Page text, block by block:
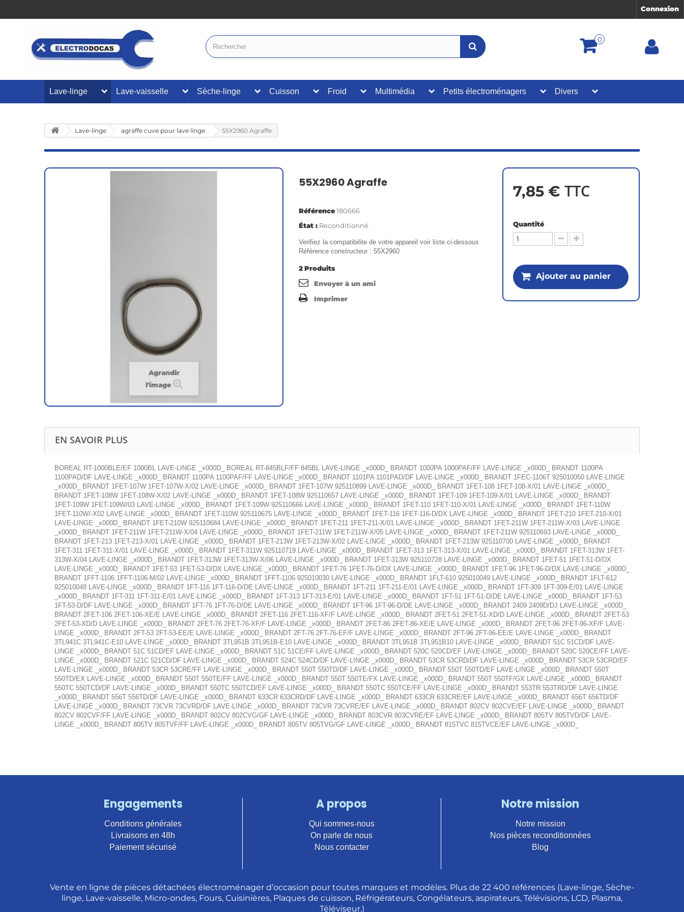
Connexion
0
Lave-linge Lave-vaisselle Sèche-linge Cuisson Froid Multimédia Petits électroménagers Divers
Lave-linge agraffe cuve pour lave linge 55X2960 Agraffe
Agrandir
l'image
55X2960 Agraffe
Référence180666
État : Reconditionné
Verifiez la compatibilite de votre appareil voir liste ci-dessous
Référence constructeur : 55X2960
2Produits
Envoyer à un ami
Imprimer
7,85 € TTC
Quantité
Ajouter au panier
EN SAVOIR PLUS
BOREAL RT-1000BLE/EF 1000BL LAVE-LINGE _x000D_ BOREAL RT-845BLF/FF 845BL LAVE-LINGE _x000D_ BRANDT 1000PA 1000PAF/FF LAVE-LINGE _x000D_ BRANDT 1100PA
1100PAD/DF LAVE-LINGE _x000D_ BRANDT 1100PA 1100PAF/FF LAVE-LINGE _x000D_ BRANDT 1101PA 1101PAD/DF LAVE-LINGE _x000D_ BRANDT 1FEC-1106T 925010050 LAVE-LINGE
_x000D_ BRANDT 1FET-107W 1FET-107W-X/02 LAVE-LINGE _x000D_ BRANDT 1FET-107W 925110899 LAVE-LINGE _x000D_ BRANDT 1FET-108 1FET-108-X/01 LAVE-LINGE _x000D_
BRANDT 1FET-108W 1FET-108W-X/02 LAVE-LINGE _x000D_ BRANDT 1FET-108W 925110657 LAVE-LINGE _x000D_ BRANDT 1FET-109 1FET-109-X/01 LAVE-LINGE _x000D_ BRANDT
1FET-109W 1FET-109W/03 LAVE-LINGE _x000D_ BRANDT 1FET-109W 925110666 LAVE-LINGE _x000D_ BRANDT 1FET-110 1FET-110-X/01 LAVE-LINGE _x000D_ BRANDT 1FET-110W
1FET-110W/-X02 LAVE-LINGE _x000D_ BRANDT 1FET-110W 925110675 LAVE-LINGE _x000D_ BRANDT 1FET-116 1FET-116-D/DX LAVE-LINGE _x000D_ BRANDT 1FET-210 1FET-210-X/01
LAVE-LINGE _x000D_ BRANDT 1FET-210W 925110684 LAVE-LINGE _x000D_ BRANDT 1FET-211 1FET-211-X/01 LAVE-LINGE _x000D_ BRANDT 1FET-211W 1FET-211W-X/03 LAVE-LINGE
_x000D_ BRANDT 1FET-211W 1FET-211W-X/04 LAVE-LINGE _x000D_ BRANDT 1FET-211W 1FET-211W-X/05 LAVE-LINGE _x000D_ BRANDT 1FET-211W 925110693 LAVE-LINGE _x000D_
BRANDT 1FET-213 1FET-213-X/01 LAVE-LINGE _x000D_ BRANDT 1FET-213W 1FET-213W-X/02 LAVE-LINGE _x000D_ BRANDT 1FET-213W 925110700 LAVE-LINGE _x000D_ BRANDT
1FET-311 1FET-311-X/01 LAVE-LINGE _x000D_ BRANDT 1FET-311W 925110719 LAVE-LINGE _x000D_ BRANDT 1FET-313 1FET-313-X/01 LAVE-LINGE _x000D_ BRANDT 1FET-313W 1FET-
313W-X/04 LAVE-LINGE _x000D_ BRANDT 1FET-313W 1FET-313W-X/06 LAVE-LINGE _x000D_ BRANDT 1FET-313W 925110728 LAVE-LINGE _x000D_ BRANDT 1FET-51 1FET-51-D/DX
LAVE-LINGE _x000D_ BRANDT 1FET-53 1FET-53-D/DX LAVE-LINGE _x000D_ BRANDT 1FET-76 1FET-76-D/DX LAVE-LINGE _x000D_ BRANDT 1FET-96 1FET-96-D/DX LAVE-LINGE _x000D_
BRANDT 1FFT-1106 1FFT-1106-M/02 LAVE-LINGE _x000D_ BRANDT 1FFT-1106 925010030 LAVE-LINGE _x000D_ BRANDT 1FLT-610 925010049 LAVE-LINGE _x000D_ BRANDT 1FLT-612
925010048 LAVE-LINGE _x000D_ BRANDT 1FT-116 1FT-116-D/DE LAVE-LINGE _x000D_ BRANDT 1FT-211 1FT-211-E/01 LAVE-LINGE _x000D_ BRANDT 1FT-309 1FT-309-E/01 LAVE-LINGE
_x000D_ BRANDT 1FT-311 1FT-311-E/01 LAVE-LINGE _x000D_ BRANDT 1FT-313 1FT-313-E/01 LAVE-LINGE _x000D_ BRANDT 1FT-51 1FT-51-D/DE LAVE-LINGE _x000D_ BRANDT 1FT-53
1FT-53-D/DF LAVE-LINGE _x000D_ BRANDT 1FT-76 1FT-76-D/DE LAVE-LINGE _x000D_ BRANDT 1FT-96 1FT-96-D/DE LAVE-LINGE _x000D_ BRANDT 2409 2409D/DJ LAVE-LINGE _x000D_
BRANDT 2FET-106 2FET-106-XE/E LAVE-LINGE _x000D_ BRANDT 2FET-116 2FET-116-XF/F LAVE-LINGE _x000D_ BRANDT 2FET-51 2FET-51-XD/D LAVE-LINGE _x000D_ BRANDT 2FET-53
2FET-53-XD/D LAVE-LINGE _x000D_ BRANDT 2FET-76 2FET-76-XF/F LAVE-LINGE _x000D_ BRANDT 2FET-86 2FET-86-XE/E LAVE-LINGE _x000D_ BRANDT 2FET-96 2FET-96-XF/F LAVE-
LINGE _x000D_ BRANDT 2FT-53 2FT-53-EE/E LAVE-LINGE _x000D_ BRANDT 2FT-76 2FT-76-EF/F LAVE-LINGE _x000D_ BRANDT 2FT-96 2FT-96-EE/E LAVE-LINGE _x000D_ BRANDT
3TL941C 3TL941C-E10 LAVE-LINGE _x000D_ BRANDT 3TL951B 3TL951B-E10 LAVE-LINGE _x000D_ BRANDT 3TL951B 3TL951B10 LAVE-LINGE _x000D_ BRANDT 51C 51CD/DF LAVE-
LINGE _x000D_ BRANDT 51C 51CD/EF LAVE-LINGE _x000D_ BRANDT 51C 51CE/FF LAVE-LINGE _x000D_ BRANDT 520C 520CD/EF LAVE-LINGE _x000D_ BRANDT 520C 520CE/FF LAVE-
LINGE _x000D_ BRANDT 521C 521CD/DF LAVE-LINGE _x000D_ BRANDT 524C 524CD/DF LAVE-LINGE _x000D_ BRANDT 53CR 53CRD/DF LAVE-LINGE _x000D_ BRANDT 53CR 53CRD/EF
LAVE-LINGE _x000D_ BRANDT 53CR 53CRE/FF LAVE-LINGE _x000D_ BRANDT 550T 550TD/DF LAVE-LINGE _x000D_ BRANDT 550T 550TD/EF LAVE-LINGE _x000D_ BRANDT 550T
550TD/EX LAVE-LINGE _x000D_ BRANDT 550T 550TE/FF LAVE-LINGE _x000D_ BRANDT 550T 550TE/FX LAVE-LINGE _x000D_ BRANDT 550T 550TF/GX LAVE-LINGE _x000D_ BRANDT
550TC 550TCD/DF LAVE-LINGE _x000D_ BRANDT 550TC 550TCD/EF LAVE-LINGE _x000D_ BRANDT 550TC 550TCE/FF LAVE-LINGE _x000D_ BRANDT 553TR 553TRD/DF LAVE-LINGE
_x000D_ BRANDT 556T 556TD/DF LAVE-LINGE _x000D_ BRANDT 633CR 633CRD/DF LAVE-LINGE _x000D_ BRANDT 633CR 633CRE/EF LAVE-LINGE _x000D_ BRANDT 656T 656TD/DF
LAVE-LINGE _x000D_ BRANDT 73CVR 73CVRD/DF LAVE-LINGE _x000D_ BRANDT 73CVR 73CVRE/EF LAVE-LINGE _x000D_ BRANDT 802CV 802CVE/EF LAVE-LINGE _x000D_ BRANDT
802CV 802CVF/FF LAVE-LINGE _x000D_ BRANDT 802CV 802CVG/GF LAVE-LINGE _x000D_ BRANDT 803CVR 803CVRE/EF LAVE-LINGE _x000D_ BRANDT 805TV 805TVD/DF LAVE-
LINGE _x000D_ BRANDT 805TV 805TVF/FF LAVE-LINGE _x000D_ BRANDT 805TV 805TVG/GF LAVE-LINGE _x000D_ BRANDT 815TVC 815TVCE/EF LAVE-LINGE _x000D_
Engagements
Conditions générales
Livraisons en 48h
Paiement sécurisé
A propos
Qui sommes-nous
On parle de nous
Nous contacter
Notre mission
Notre mission
Nos pièces reconditionnées
Blog
Vente en ligne de pièces détachées électroménager d’occasion pour toutes marques et modèles. Plus de 22 400 références (Lave-linge, Sèche-
linge, Lave-vaisselle, Micro-ondes, Fours, Cuisinières, Plaques de cuisson, Réfrigérateurs, Congélateurs, aspirateurs, Télévisions, LCD, Plasma,
Téléviseur.)